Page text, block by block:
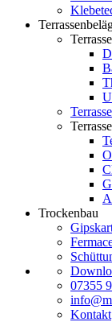
Trockenbau
07355
Kontakt